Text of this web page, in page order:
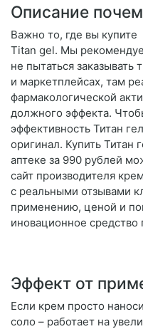
Описание
Важно то, где вы купите
Titan gel. Мы
не пытаться заказывать
и маркетплейсах, там
фармакологической
должного эффекта.
эффективность Титан
оригинал. Купить Титан
аптеке за 990 рублей
сайт производителя
с реальными отзывами
применению, ценой и
иновационное средство
Эффект от
Если крем просто
соло – работает на